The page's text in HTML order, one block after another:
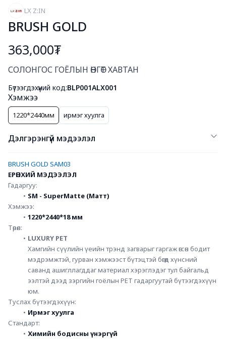
LX Z:IN
BRUSH GOLD
363,000₮
СОЛОНГОС ГОЁЛЫН ӨНГӨТ ХАВТАН
Бүтээгдэхүүний код:BLP001ALX001
Хэмжээ
1220*2440мм ирмэг хуулга
Дэлгэрэнгүй мэдээлэл
BRUSH GOLD SAM03
ЕРӨНХИЙ МЭДЭЭЛЭЛ
Гадаргуу:
SM - SuperMatte (Матт)
Хэмжээ:
1220*2440*18 мм
Төрөл:
LUXURY PET
Хамгийн сүүлийн үеийн трэнд загварыг гаргаж өгсөн бодит
мэдрэмжтэй, гурван хэмжээст бүтэцтэй бөгөөд хүнсний
саванд ашигллагддаг материал хэрэглэдэг тул байгальд
ээлтэй дээд зэргийн гоёлын PET гадаргуутай бүтээгдэхүүн
юм.
Туслах бүтээгдэхүүн:
Ирмэг хуулга
Стандарт:
Химийн бодисны үнэргүй